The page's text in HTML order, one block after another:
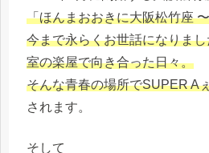
「ほんまおおきに大阪松竹座
今まで永らくお世話になりま
室の楽屋で向き合った日々。
そんな青春の場所でSUPER A
されます。
そして